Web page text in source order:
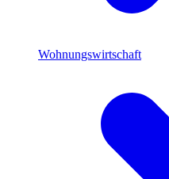
Wohnungswirtschaft